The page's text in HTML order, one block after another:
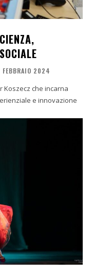
FEBBRAIO 2024
Koszecz che incarna
e innovazione